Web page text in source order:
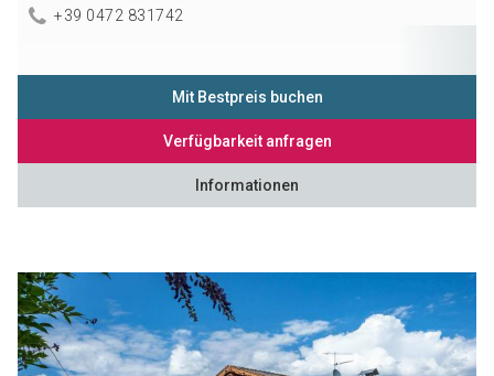
+39 0472 831742
Mit Bestpreis buchen
Verfügbarkeit anfragen
Informationen